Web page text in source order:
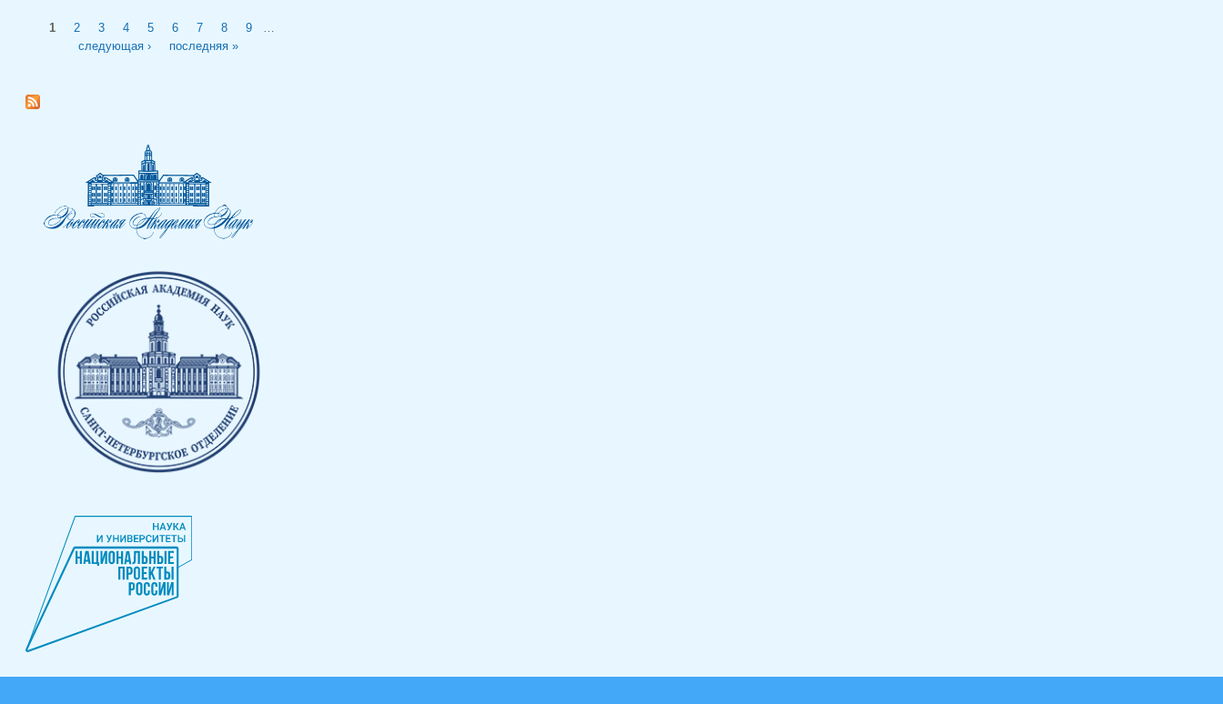
Страницы
1 2 3 4 5 6 7 8 9
следующая ›
последняя »